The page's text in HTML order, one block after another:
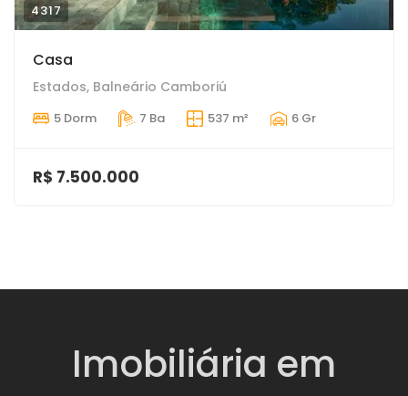
4317
Casa
Estados, Balneário Camboriú
5 Dorm 7 Ba 537 m² 6 Gr
R$ 7.500.000
Imobiliária em